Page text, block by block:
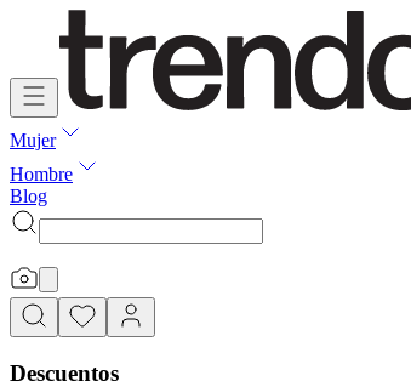
Mujer
Hombre
Blog
Descuentos